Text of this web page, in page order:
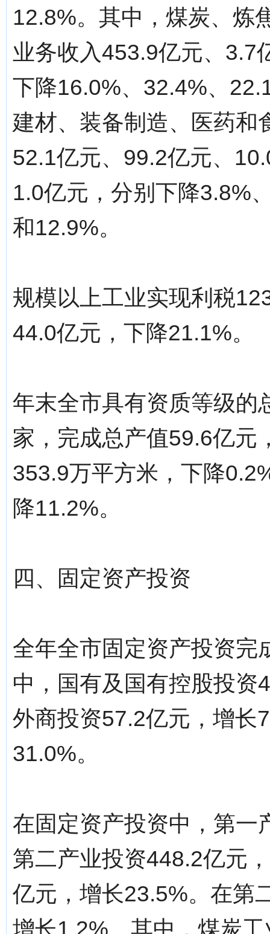
12.8%。其中，煤炭、炼
业务收入453.9亿元、3.7
下降16.0%、32.4%、
建材、装备制造、医药和
52.1亿元、99.2亿元、
1.0亿元，分别下降3.8%
和12.9%。
规模以上工业实现利税
44.0亿元，下降21.1%。
年末全市具有资质等级的
家，完成总产值59.6亿元
353.9万平方米，下降
降11.2%。
四、固定资产投资
全年全市固定资产投资完
中，国有及国有控股投资
外商投资57.2亿元，增长
31.0%。
在固定资产投资中，第一
第二产业投资448.2亿元
亿元，增长23.5%。在第
增长1.2%。其中，煤炭